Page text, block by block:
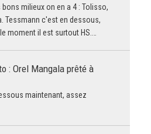
bons milieux on en a 4 : Tolisso,
Tessmann c'est en dessous,
moment il est surtout HS.…
: Orel Mangala prêté à
maintenant, assez